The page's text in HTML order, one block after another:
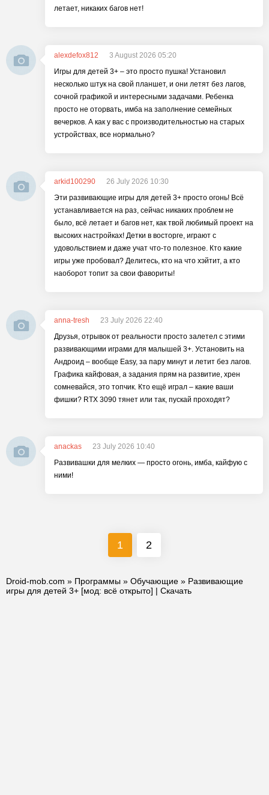
летает, никаких багов нет!
alexdefox812
3 August 2026 05:20
Игры для детей 3+ – это просто пушка! Установил
несколько штук на свой планшет, и они летят без лагов,
сочной графикой и интересными задачами. Ребенка
просто не оторвать, имба на заполнение семейных
вечерков. А как у вас с производительностью на старых
устройствах, все нормально?
arkid100290
26 July 2026 10:30
Эти развивающие игры для детей 3+ просто огонь! Всё
устанавливается на раз, сейчас никаких проблем не
было, всё летает и багов нет, как твой любимый проект на
высоких настройках! Детки в восторге, играют с
удовольствием и даже учат что-то полезное. Кто какие
игры уже пробовал? Делитесь, кто на что хэйтит, а кто
наоборот топит за свои фавориты!
anna-tresh
23 July 2026 22:40
Друзья, отрывок от реальности просто залетел с этими
развивающими играми для малышей 3+. Установить на
Андроид – вообще Easy, за пару минут и летит без лагов.
Графика кайфовая, а задания прям на развитие, хрен
сомневайся, это топчик. Кто ещё играл – какие ваши
фишки? RTX 3090 тянет или так, пускай проходят?
anackas
23 July 2026 10:40
Развивашки для мелких — просто огонь, имба, кайфую с
ними!
1 2
Droid-mob.com » Программы » Обучающие » Развивающие
игры для детей 3+ [мод: всё открыто] | Скачать